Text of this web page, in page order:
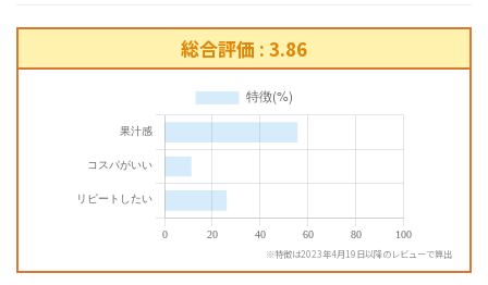
総合評価 : 3.86
※特徴は2023年4月19日以降のレビューで算出